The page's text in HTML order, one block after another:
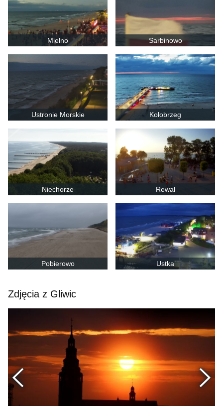
Mielno Sarbinowo
Ustronie Morskie Kołobrzeg
Niechorze Rewal
Pobierowo Ustka
Zdjęcia z Gliwic
Poprzednie